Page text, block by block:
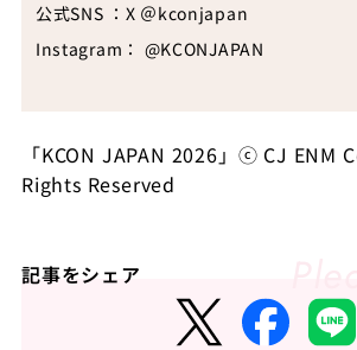
公式SNS ： X ＠kconjapan
Instagram： @KCONJAPAN
「KCON JAPAN 2026 」 ⓒ CJ ENM
Rights Reserved
記事をシェア